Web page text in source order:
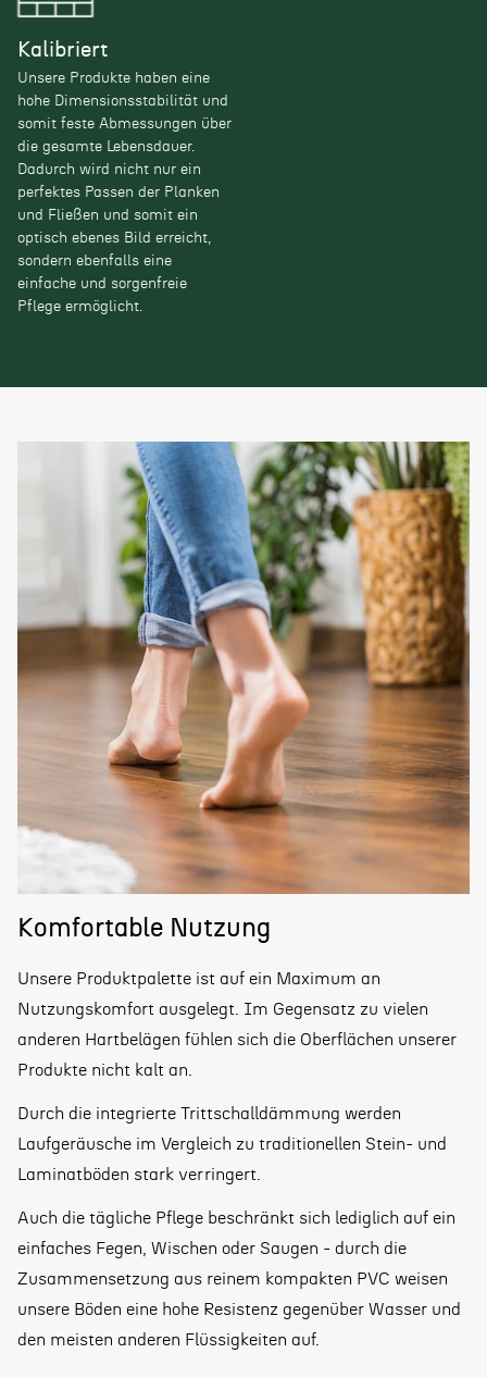
Kalibriert
Unsere Produkte haben eine
hohe Dimensionsstabilität und
somit feste Abmessungen über
die gesamte Lebensdauer.
Dadurch wird nicht nur ein
perfektes Passen der Planken
und Fließen und somit ein
optisch ebenes Bild erreicht,
sondern ebenfalls eine
einfache und sorgenfreie
Pflege ermöglicht.
Komfortable Nutzung
Unsere Produktpalette ist auf ein Maximum an
Nutzungskomfort ausgelegt. Im Gegensatz zu vielen
anderen Hartbelägen fühlen sich die Oberflächen unserer
Produkte nicht kalt an.
Durch die integrierte Trittschalldämmung werden
Laufgeräusche im Vergleich zu traditionellen Stein- und
Laminatböden stark verringert.
Auch die tägliche Pflege beschränkt sich lediglich auf ein
einfaches Fegen, Wischen oder Saugen - durch die
Zusammensetzung aus reinem kompakten PVC weisen
unsere Böden eine hohe Resistenz gegenüber Wasser und
den meisten anderen Flüssigkeiten auf.